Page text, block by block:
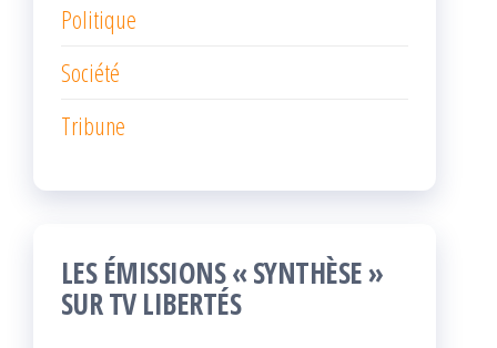
Politique
Société
Tribune
LES ÉMISSIONS « SYNTHÈSE »
SUR TV LIBERTÉS